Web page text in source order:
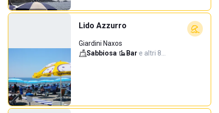
Lido Azzurro
Giardini Naxos
Sabbiosa· Bar·e altri 8…